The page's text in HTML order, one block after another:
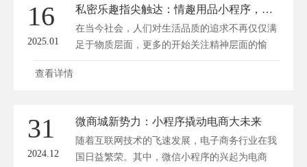
16
2025.01
私密乐趣指尖触达：情趣用品小程序，解锁情趣新领域
在当今社会，人们对生活品质的追求不再仅仅满
足于物质层面，更多的开始关注精神层面的愉
悦...
查看详情
31
2024.12
微商城新势力：小程序撬动电商大未来
随着互联网技术的飞速发展，电子商务行业在我
国日益繁荣。其中，微信小程序的兴起为电商